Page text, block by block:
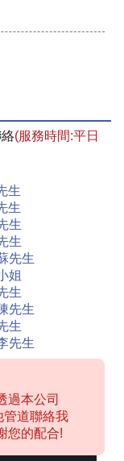
(服務時間:平日
生
生
生
生
先生
姐
生
先生
生
先生
過本公司
管道聯絡我
您的配合!